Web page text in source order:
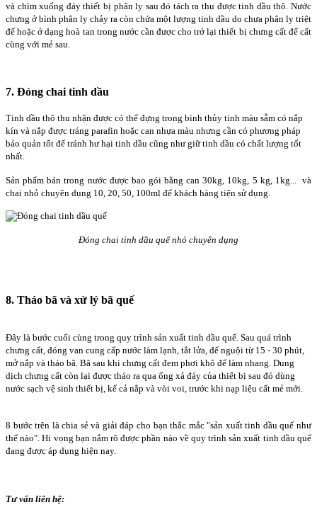
và chìm xuống đáy thiết bị phân ly sau đó tách ra thu được tinh dầu thô. Nước
chưng ở bình phân ly chảy ra còn chứa một lượng tinh dầu do chưa phân ly triệt
để hoặc ở dạng hoà tan trong nước cần được cho trở lại thiết bị chưng cất để cất
cùng với mẻ sau.
7. Đóng chai tinh dầu
Tinh dầu thô thu nhận được có thể đựng trong bình thủy tinh màu sẫm có nắp
kín và nắp được tráng parafin hoặc can nhựa màu nhưng cần có phương pháp
bảo quản tốt để tránh hư hại tinh dầu cũng như giữ tinh dầu có chất lượng tốt
nhất.
Sản phẩm bán trong nước được bao gói bằng can 30kg, 10kg, 5 kg, 1kg... và
chai nhỏ chuyên dụng 10, 20, 50, 100ml để khách hàng tiện sử dụng.
Đóng chai tinh dầu quế nhỏ chuyên dụng
8. Tháo bã và xử lý bã quế
Đây là bước cuối cùng trong quy trình sản xuất tinh dầu quế. Sau quá trình
chưng cất, đóng van cung cấp nước làm lạnh, tắt lửa, để nguội từ 15 - 30 phút,
mở nắp và tháo bã. Bã sau khi chưng cất đem phơi khô để làm nhang. Dung
dịch chưng cất còn lại được tháo ra qua ống xả đáy của thiết bị sau đó dùng
nước sạch vệ sinh thiết bị, kể cả nắp và vòi voi, trước khi nạp liệu cất mẻ mới.
8 bước trên là chia sẻ và giải đáp cho bạn thắc mắc "sản xuất tinh dầu quế như
thế nào". Hi vọng bạn nắm rõ được phần nào về quy trình sản xuất tinh dầu quế
đang được áp dụng hiện nay.
Tư vấn liên hệ: